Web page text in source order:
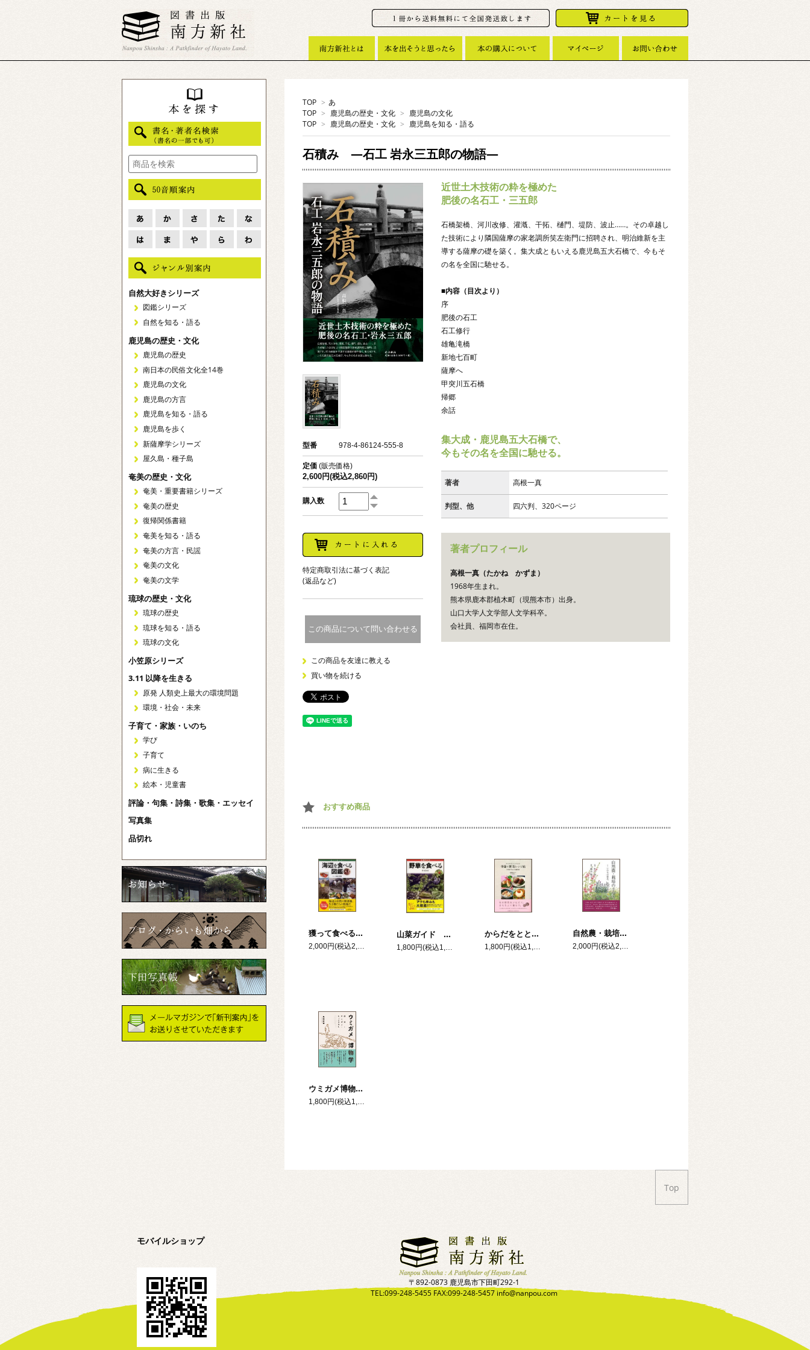
TOP > あ
TOP > 鹿児島の歴史・文化 > 鹿児島の文化
TOP > 鹿児島の歴史・文化 > 鹿児島を知る・語る
石積み ―石工 岩永三五郎の物語―
近世土木技術の粋を極めた
肥後の名石工・三五郎
石橋架橋、河川改修、灌漑、干拓、樋門、堤防、波止……。その卓越し
た技術により隣国薩摩の家老調所笑左衛門に招聘され、明治維新を主
導する薩摩の礎を築く。集大成ともいえる鹿児島五大石橋で、今もそ
の名を全国に馳せる。
■内容（目次より）
序
肥後の石工
石工修行
雄亀滝橋
新地七百町
薩摩へ
甲突川五石橋
帰郷
余話
集大成・鹿児島五大石橋で、
今もその名を全国に馳せる。
著者 高根一真
判型、他 四六判、320ページ
著者プロフィール
高根一真（たかね かずま）
1968年生まれ。
熊本県鹿本郡植木町（現熊本市）出身。
山口大学人文学部人文学科卒。
会社員、福岡市在住。
型番 978-4-86124-555-8
定価 (販売価格)
2,600円(税込2,860円)
購入数
特定商取引法に基づく表記
(返品など)
この商品について問い合わせる
この商品を友達に教える
買い物を続ける
おすすめ商品
獲って食べる！海辺を食べる図鑑
2,000円(税込2,200円)
山菜ガイド 野草を食べる からだをととのえる 季節の野菜レシピ帖 ―マクロビオティック料理70選―
1,800円(税込1,980円)
自然農・栽培の手引き ―いのちの営み、田畑の営み―
ウミガメ博物学 砂浜とウミガメとヒトのはなし
自然大好きシリーズ
図鑑シリーズ
自然を知る・語る
鹿児島の歴史・文化
鹿児島の歴史
南日本の民俗文化全14巻
鹿児島の文化
鹿児島の方言
鹿児島を知る・語る
鹿児島を歩く
新薩摩学シリーズ
屋久島・種子島
奄美の歴史・文化
奄美・重要書籍シリーズ
奄美の歴史
復帰関係書籍
奄美を知る・語る
奄美の方言・民謡
奄美の文化
奄美の文学
琉球の歴史・文化
琉球の歴史
琉球を知る・語る
琉球の文化
小笠原シリーズ
3.11 以降を生きる
原発 人類史上最大の環境問題
環境・社会・未来
子育て・家族・いのち
学び
子育て
病に生きる
絵本・児童書
評論・句集・詩集・歌集・エッセイ
写真集
品切れ
Top
モバイルショップ
〒892-0873 鹿児島市下田町292-1
TEL:099-248-5455 FAX:099-248-5457 info@nanpou.com